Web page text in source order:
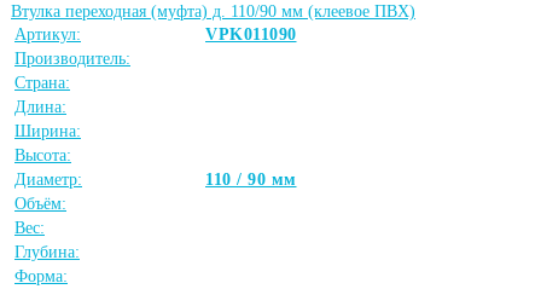
Втулка переходная (муфта) д. 110/90 мм (клеевое ПВХ)
Артикул:
VPK011090
Производитель:
Страна:
Длина:
Ширина:
Высота:
Диаметр:
110 / 90 мм
Объём:
Вес:
Глубина:
Форма: